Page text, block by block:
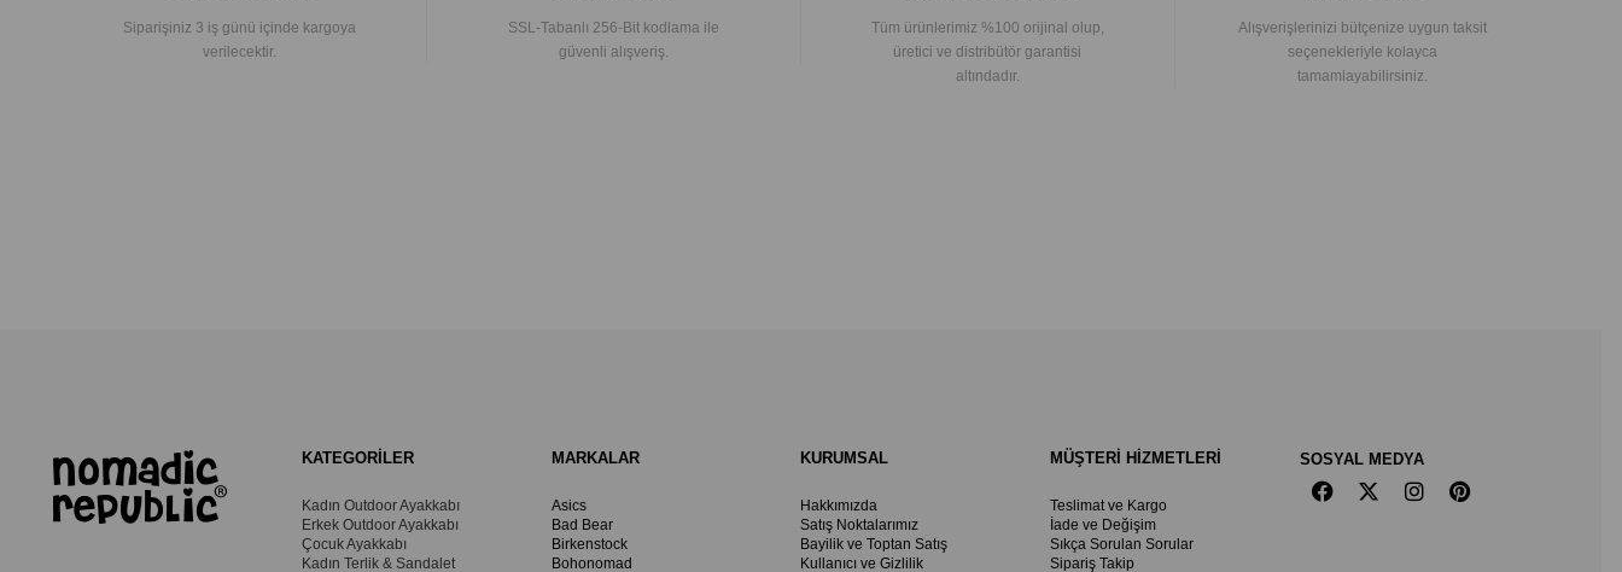
Siparişiniz 3 iş günü içinde kargoya
verilecektir.
SSL-Tabanlı 256-Bit kodlama ile
güvenli alışveriş.
Tüm ürünlerimiz %100 orijinal olup,
üretici ve distribütör garantisi
altındadır.
Alışverişlerinizi bütçenize uygun taksit
seçenekleriyle kolayca
tamamlayabilirsiniz.
KATEGORİLER
Kadın Outdoor Ayakkabı
Erkek Outdoor Ayakkabı
Çocuk Ayakkabı
Kadın Terlik & Sandalet
MARKALAR
Asics
Bad Bear
Birkenstock
Bohonomad
KURUMSAL
Hakkımızda
Satış Noktalarımız
Bayilik ve Toptan Satış
Kullanıcı ve Gizlilik
MÜŞTERİ HİZMETLERİ
Teslimat ve Kargo
İade ve Değişim
Sıkça Sorulan Sorular
Sipariş Takip
SOSYAL MEDYA